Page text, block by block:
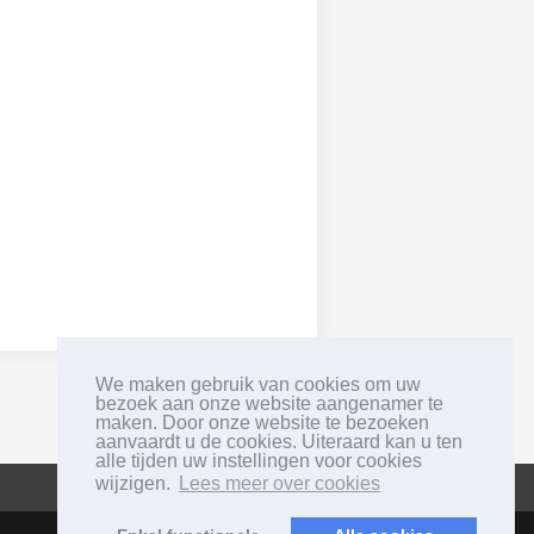
We maken gebruik van cookies om uw
bezoek aan onze website aangenamer te
maken. Door onze website te bezoeken
aanvaardt u de cookies. Uiteraard kan u ten
alle tijden uw instellingen voor cookies
wijzigen.
Lees meer over cookies